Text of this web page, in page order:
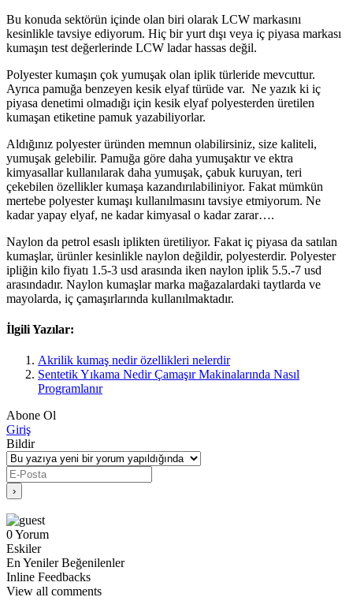
Bu konuda sektörün içinde olan biri olarak LCW markasını
kesinlikle tavsiye ediyorum. Hiç bir yurt dışı veya iç piyasa markası
kumaşın test değerlerinde LCW ladar hassas değil.
Polyester kumaşın çok yumuşak olan iplik türleride mevcuttur.
Ayrıca pamuğa benzeyen kesik elyaf türüde var. Ne yazık ki iç
piyasa denetimi olmadığı için kesik elyaf polyesterden üretilen
kumaşan etiketine pamuk yazabiliyorlar.
Aldığınız polyester üründen memnun olabilirsiniz, size kaliteli,
yumuşak gelebilir. Pamuğa göre daha yumuşaktır ve ektra
kimyasallar kullanılarak daha yumuşak, çabuk kuruyan, teri
çekebilen özellikler kumaşa kazandırılabiliniyor. Fakat mümkün
mertebe polyester kumaşı kullanılmasını tavsiye etmiyorum. Ne
kadar yapay elyaf, ne kadar kimyasal o kadar zarar….
Naylon da petrol esaslı iplikten üretiliyor. Fakat iç piyasa da satılan
kumaşlar, ürünler kesinlikle naylon değildir, polyesterdir. Polyester
ipliğin kilo fiyatı 1.5-3 usd arasında iken naylon iplik 5.5.-7 usd
arasındadır. Naylon kumaşlar marka mağazalardaki taytlarda ve
mayolarda, iç çamaşırlarında kullanılmaktadır.
İlgili Yazılar:
Akrilik kumaş nedir özellikleri nelerdir
Sentetik Yıkama Nedir Çamaşır Makinalarında Nasıl
Programlanır
Abone Ol
Giriş
Bildir
0Yorum
Eskiler
En Yeniler Beğenilenler
Inline Feedbacks
View all comments